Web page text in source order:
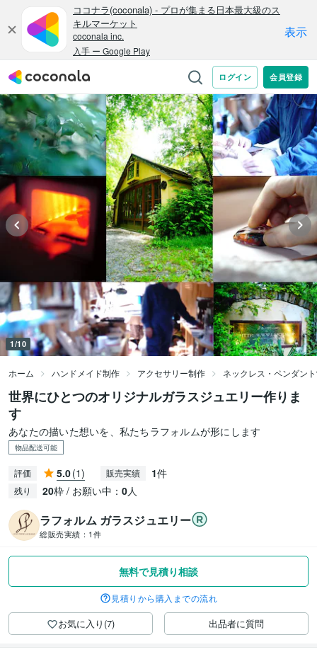
1/10
ホーム ハンドメイド制作 アクセサリー制作 ネックレス・ペンダン
世界にひとつのオリジナルガラスジュエリー作りま
す
あなたの描いた想いを、私たちラフォルムが形にします
物品配送可能
評価 5.0(1) 販売実績 1件
残り 20枠 / お願い中： 0人
ラフォルム ガラスジュエリー
総販売実績： 1件
無料で見積り相談
見積りから購入までの流れ
お気に入り(7) 出品者に質問